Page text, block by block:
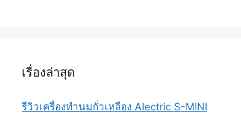
เรื่องล่าสุด
รีวิวเครื่องทำนมถั่วเหลือง Alectric S-MINI